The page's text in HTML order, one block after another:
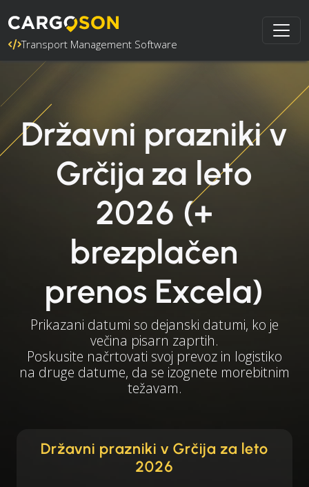
Transport Management Software
Državni prazniki v
Grčija za leto
2026 (+
brezplačen
prenos Excela)
Prikazani datumi so dejanski datumi, ko je
večina pisarn zaprtih.
Poskusite načrtovati svoj prevoz in logistiko
na druge datume, da se izognete morebitnim
težavam.
Državni prazniki v Grčija za leto
2026